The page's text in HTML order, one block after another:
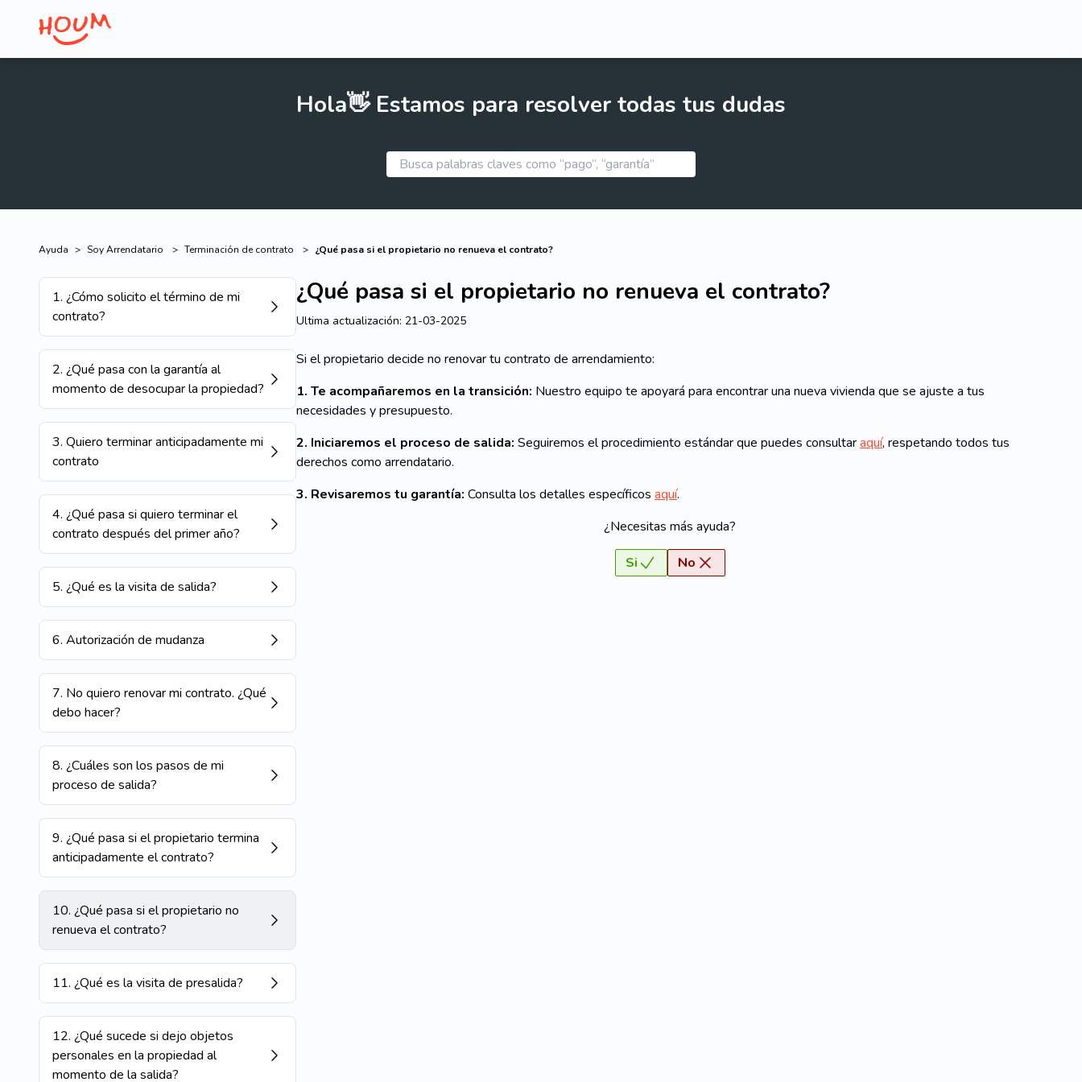
Hola👋 Estamos para resolver todas tus dudas
Ayuda > Soy Arrendatario > Terminación de contrato > ¿Qué pasa si el propietario no renueva el contrato?
1. ¿Cómo solicito el término de mi
contrato?
2. ¿Qué pasa con la garantía al
momento de desocupar la propiedad?
3. Quiero terminar anticipadamente mi
contrato
4. ¿Qué pasa si quiero terminar el
contrato después del primer año?
5. ¿Qué es la visita de salida?
6. Autorización de mudanza
7. No quiero renovar mi contrato. ¿Qué
debo hacer?
8. ¿Cuáles son los pasos de mi
proceso de salida?
9. ¿Qué pasa si el propietario termina
anticipadamente el contrato?
10. ¿Qué pasa si el propietario no
renueva el contrato?
11. ¿Qué es la visita de presalida?
12. ¿Qué sucede si dejo objetos
personales en la propiedad al
momento de la salida?
¿Qué pasa si el propietario no renueva el contrato?
Ultima actualización: 21-03-2025
Si el propietario decide no renovar tu contrato de arrendamiento:
1. Te acompañaremos en la transición: Nuestro equipo te apoyará para encontrar una nueva vivienda que se ajuste a tus
necesidades y presupuesto.
2. Iniciaremos el proceso de salida: Seguiremos el procedimiento estándar que puedes consultaraquí, respetando todos tus
derechos como arrendatario.
3. Revisaremos tu garantía: Consulta los detalles específicos aquí.
¿Necesitas más ayuda?
Si No